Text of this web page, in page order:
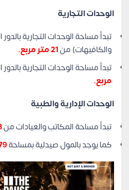
الوحدات التجارية
تبدأ مساحة الوحدات التجارية
والكافيهات) من
تبدأ مساحة الوحدات التجارية
مربع.
الوحدات الإدارية والطبية
تبدأ مساحة المكاتب والعيادات من
كما يوجد بالمول صيدلية بمساحة79 متر